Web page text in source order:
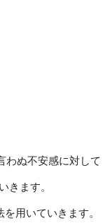
わぬ不安感に対して
きます。
用いていきます。